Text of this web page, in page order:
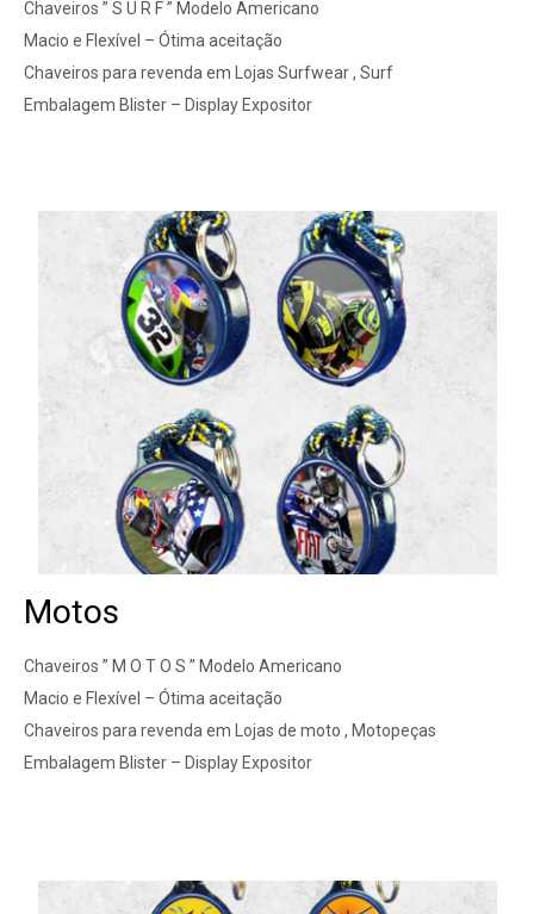
Chaveiros ” S U R F ” Modelo Americano
Macio e Flexível – Ótima aceitação
Chaveiros para revenda em Lojas Surfwear , Surf
Embalagem Blister – Display Expositor
Motos
Chaveiros ” M O T O S ” Modelo Americano
Macio e Flexível – Ótima aceitação
Chaveiros para revenda em Lojas de moto , Motopeças
Embalagem Blister – Display Expositor